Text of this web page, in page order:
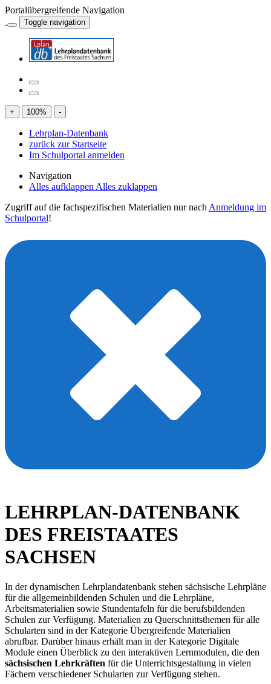
Portalübergreifende Navigation
Toggle navigation
+ 100% -
Lehrplan-Datenbank
zurück zur Startseite
Im Schulportal anmelden
Navigation
Alles aufklappen Alles zuklappen
Zugriff auf die fachspezifischen Materialien nur nach Anmeldung im
Schulportal!
LEHRPLAN-DATENBANK
DES FREISTAATES
SACHSEN
In der dynamischen Lehrplandatenbank stehen sächsische Lehrpläne
für die allgemeinbildenden Schulen und die Lehrpläne,
Arbeitsmaterialien sowie Stundentafeln für die berufsbildenden
Schulen zur Verfügung. Materialien zu Querschnittsthemen für alle
Schularten sind in der Kategorie Übergreifende Materialien
abrufbar. Darüber hinaus erhält man in der Kategorie Digitale
Module einen Überblick zu den interaktiven Lernmodulen, die den
sächsischen Lehrkräften für die Unterrichtsgestaltung in vielen
Fächern verschiedener Schularten zur Verfügung stehen.